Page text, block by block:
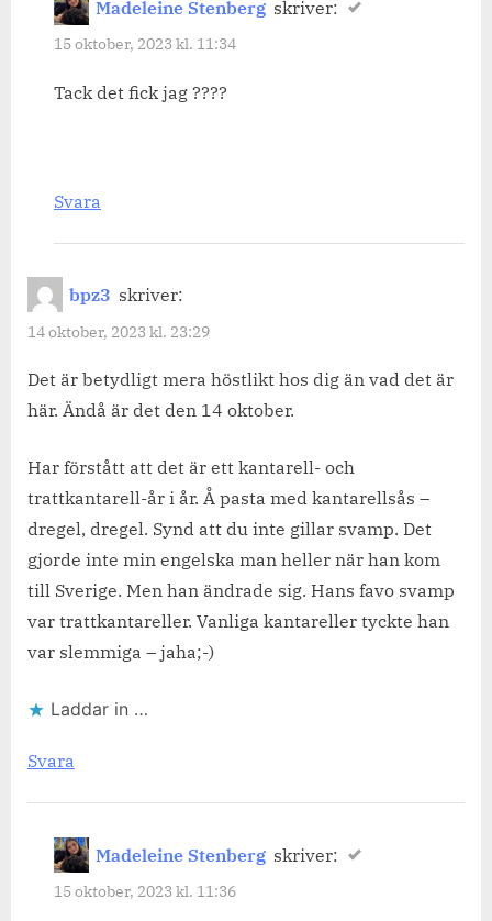
Madeleine Stenberg skriver:
15 oktober, 2023 kl. 11:34
Tack det fick jag ????
Svara
bpz3 skriver:
14 oktober, 2023 kl. 23:29
Det är betydligt mera höstlikt hos dig än vad det är
här. Ändå är det den 14 oktober.
Har förstått att det är ett kantarell- och
trattkantarell-år i år. Å pasta med kantarellsås –
dregel, dregel. Synd att du inte gillar svamp. Det
gjorde inte min engelska man heller när han kom
till Sverige. Men han ändrade sig. Hans favo svamp
var trattkantareller. Vanliga kantareller tyckte han
var slemmiga – jaha;-)
Laddar in …
Svara
Madeleine Stenberg skriver:
15 oktober, 2023 kl. 11:36